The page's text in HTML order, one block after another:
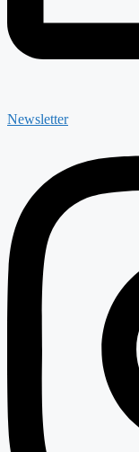
Newsletter